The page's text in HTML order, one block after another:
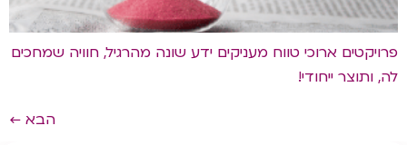
פרויקטים ארוכי טווח מעניקים ידע שונה מהרגיל, חוויה שמחכים
לה, ותוצר ייחודי!
הבא ←